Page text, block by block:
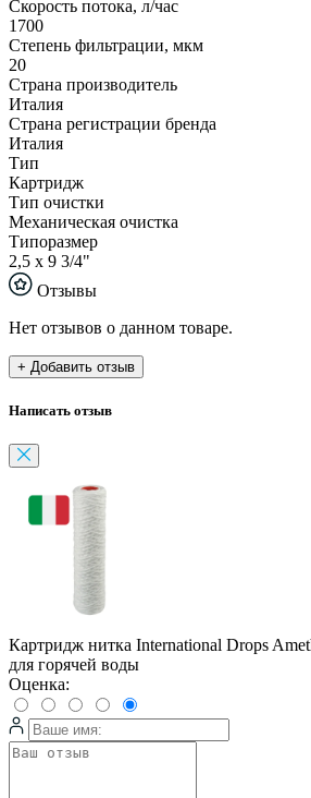
Скорость потока, л/час
1700
Степень фильтрации, мкм
20
Страна производитель
Италия
Страна регистрации бренда
Италия
Тип
Картридж
Тип очистки
Механическая очистка
Типоразмер
2,5 х 9 3/4"
Отзывы
Нет отзывов о данном товаре.
+ Добавить отзыв
Написать отзыв
Картридж нитка International Drops
для горячей воды
Оценка: